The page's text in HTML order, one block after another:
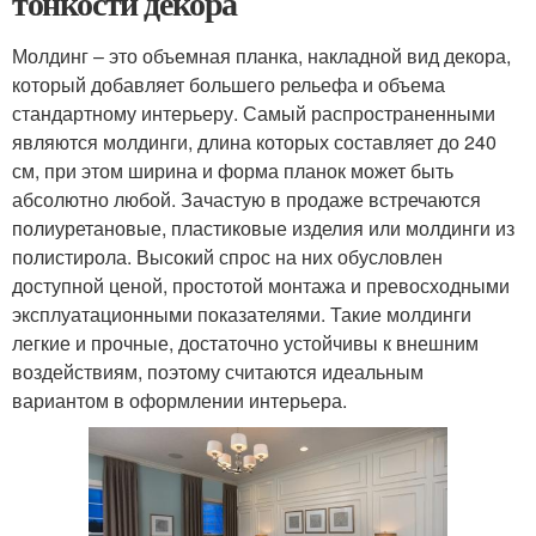
Молдинг – это объемная планка, накладной вид декора,
который добавляет большего рельефа и объема
стандартному интерьеру. Самый распространенными
являются молдинги, длина которых составляет до 240
см, при этом ширина и форма планок может быть
абсолютно любой. Зачастую в продаже встречаются
полиуретановые, пластиковые изделия или молдинги из
полистирола. Высокий спрос на них обусловлен
доступной ценой, простотой монтажа и превосходными
эксплуатационными показателями. Такие молдинги
легкие и прочные, достаточно устойчивы к внешним
воздействиям, поэтому считаются идеальным
вариантом в оформлении интерьера.